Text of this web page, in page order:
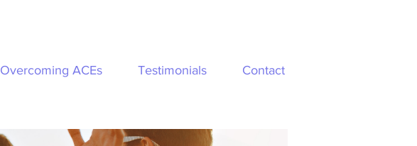
Overcoming ACEs Testimonials Contact